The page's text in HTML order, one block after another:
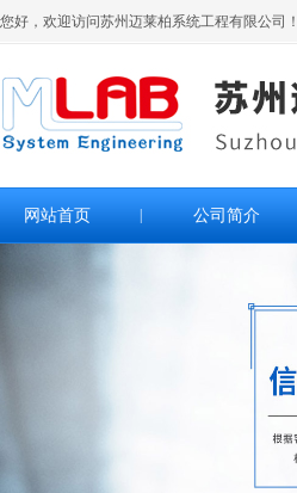
您好，欢迎访问苏州迈莱柏系统工程有限公司！
网站首页 公司简介